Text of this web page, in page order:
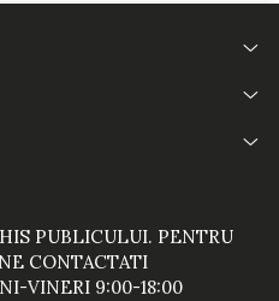
PUBLICULUI. PENTRU
CONTACTATI
VINERI 9:00-18:00